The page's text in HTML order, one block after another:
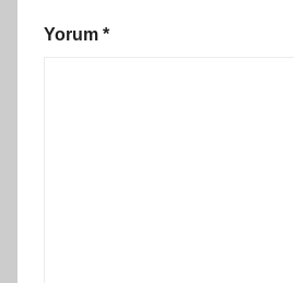
Yorum *